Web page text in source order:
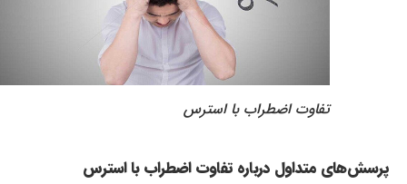
تفاوت اضطراب با استرس
پرسش‌های متداول درباره تفاوت اضطراب با استرس